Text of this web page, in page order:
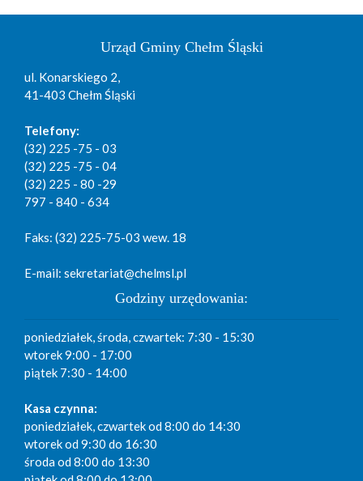
Urząd Gminy Chełm Śląski
ul. Konarskiego 2,
41-403 Chełm Śląski
Telefony:
(32) 225 -75 - 03
(32) 225 -75 - 04
(32) 225 - 80 -29
797 - 840 - 634
Faks: (32) 225-75-03 wew. 18
E-mail: sekretariat@chelmsl.pl
Godziny urzędowania:
poniedziałek, środa, czwartek: 7:30 - 15:30
wtorek 9:00 - 17:00
piątek 7:30 - 14:00
Kasa czynna:
poniedziałek, czwartek od 8:00 do 14:30
wtorek od 9:30 do 16:30
środa od 8:00 do 13:30